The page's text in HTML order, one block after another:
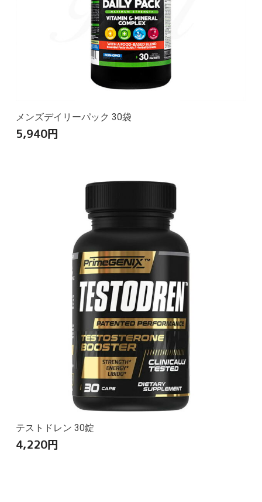
メンズデイリーパック 30袋
5,940円
テストドレン 30錠
4,220円